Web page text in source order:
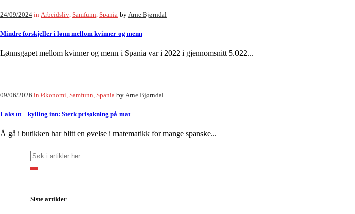
24/09/2024 in Arbeidsliv Samfunn Spania by Arne Bjørndal
Mindre forskjeller i lønn mellom kvinner og menn
Lønnsgapet mellom kvinner og menn i Spania var i 2022 i gjennomsnitt 5.022...
09/06/2026 in Økonomi, Samfunn, Spania by Arne Bjørndal
Laks ut – kylling inn: Sterk prisøkning på mat
Å gå i butikken har blitt en øvelse i matematikk for mange spanske...
Siste artikler